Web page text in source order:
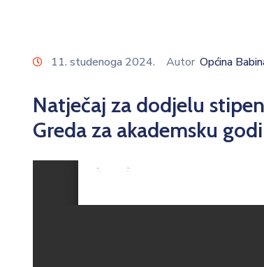
11. studenoga 2024. Autor Općina
Natječaj za dodjelu
Greda za akademsku